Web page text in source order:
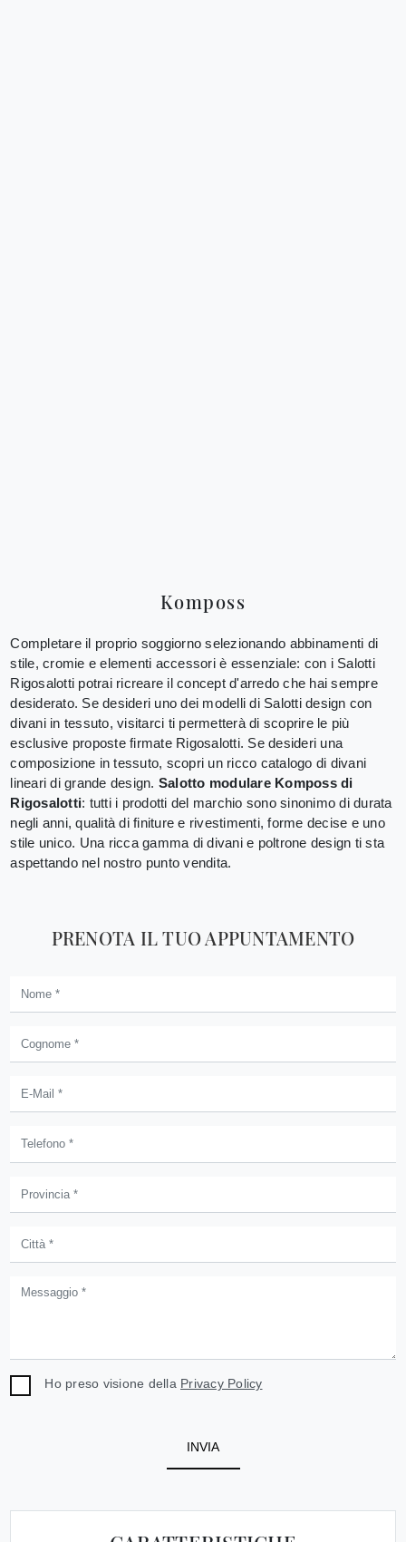
Komposs
Completare il proprio soggiorno selezionando abbinamenti di
stile, cromie e elementi accessori è essenziale: con i Salotti
Rigosalotti potrai ricreare il concept d'arredo che hai sempre
desiderato. Se desideri uno dei modelli di Salotti design con
divani in tessuto, visitarci ti permetterà di scoprire le più
esclusive proposte firmate Rigosalotti. Se desideri una
composizione in tessuto, scopri un ricco catalogo di divani
lineari di grande design. Salotto modulare Komposs di
Rigosalotti: tutti i prodotti del marchio sono sinonimo di durata
negli anni, qualità di finiture e rivestimenti, forme decise e uno
stile unico. Una ricca gamma di divani e poltrone design ti sta
aspettando nel nostro punto vendita.
PRENOTA IL TUO APPUNTAMENTO
Ho preso visione della Privacy Policy
INVIA